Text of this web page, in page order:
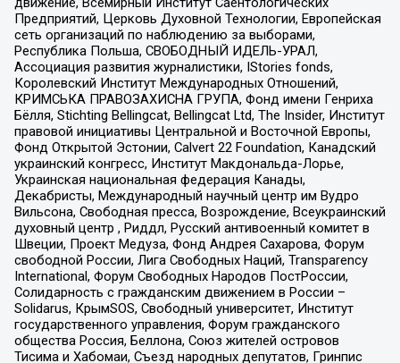
Предприятий, Церковь Духовной Технологии, Европейская
сеть организаций по наблюдению за выборами,
Республика Польша, СВОБОДНЫЙ ИДЕЛЬ-УРАЛ,
Ассоциация развития журналистики, IStories fonds,
Королевский Институт Международных Отношений,
КРИМСЬКА ПРАВОЗАХИСНА ГРУПА, Фонд имени Генриха
Бёлля, Stichting Bellingcat, Bellingcat Ltd, The Insider, Институт
правовой инициативы Центральной и Восточной Европы,
Фонд Открытой Эстонии, Calvert 22 Foundation, Канадский
украинский конгресс, Институт Макдональда-Лорье,
Украинская национальная федерация Канады,
Декабристы, Международный научный центр им Вудро
Вильсона, Свободная пресса, Возрождение, Всеукраинский
духовный центр , Риддл, Русский антивоенный комитет в
Швеции, Проект Медуза, Фонд Андрея Сахарова, Форум
свободной России, Лига Свободных Наций, Transparеncy
International, Форум Свободных Народов ПостРоссии,
Солидарность с гражданским движением в России –
Solidarus, КрымSOS, Свободный университет, Институт
государственного управления, Форум гражданского
общества Россия, Беллона, Союз жителей островов
Тисима и Хабомаи, Съезд народных депутатов, Гринпис